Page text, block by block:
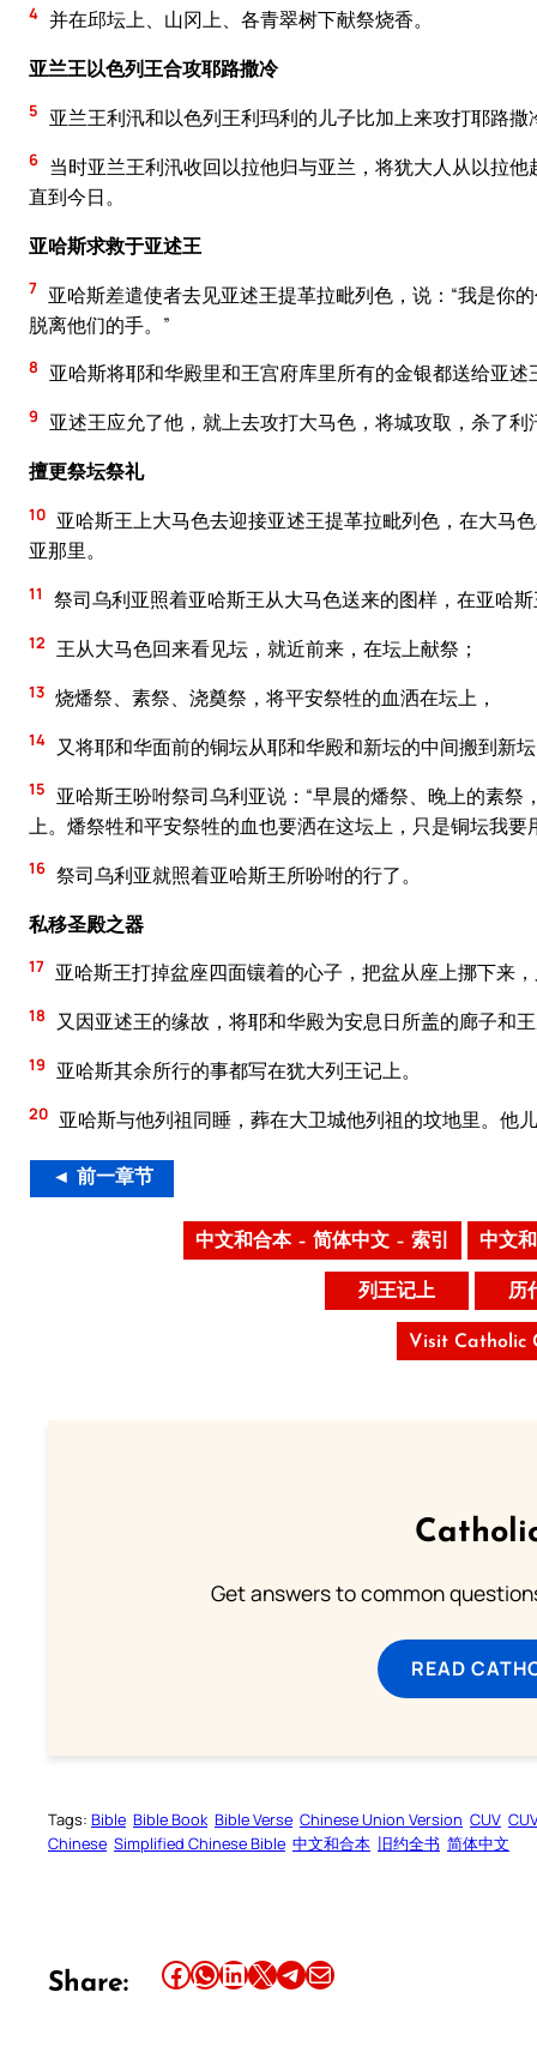
4 并在邱坛上、山冈上、各青翠树下献祭烧香。
亚兰王以色列王合攻耶路撒冷
5 亚兰王利汛和以色列王利玛利的儿子比加上来攻打耶路
6 当时亚兰王利汛收回以拉他归与亚兰，将犹大人从以拉
直到今日。
亚哈斯求救于亚述王
7 亚哈斯差遣使者去见亚述王提革拉毗列色，说：“我是你
脱离他们的手。”
8 亚哈斯将耶和华殿里和王宫府库里所有的金银都送给亚述
9
亚述王应允了他，就上去攻打大马色，将城攻取，杀了
擅更祭坛祭礼
10 亚哈斯王上大马色去迎接亚述王提革拉毗列色，在大马
亚那里。
11 祭司乌利亚照着亚哈斯王从大马色送来的图样，在亚哈
12 王从大马色回来看见坛，就近前来，在坛上献祭；
13 烧燔祭、素祭、浇奠祭，将平安祭牲的血洒在坛上，
14 又将耶和华面前的铜坛从耶和华殿和新坛的中间搬到新
15
亚哈斯王吩咐祭司乌利亚说：“早晨的燔祭、晚上的素
上。燔祭牲和平安祭牲的血也要洒在这坛上，只是铜坛我要
16 祭司乌利亚就照着亚哈斯王所吩咐的行了。
私移圣殿之器
17 亚哈斯王打掉盆座四面镶着的心子，把盆从座上挪下来
18 又因亚述王的缘故，将耶和华殿为安息日所盖的廊子和
19 亚哈斯其余所行的事都写在犹大列王记上。
20 亚哈斯与他列祖同睡，葬在大卫城他列祖的坟地里。他
◄ 前一章节
中文和合本 – 简体中文 – 索引 中文
列王记上 历
Visit Catholic
Get answers to common
READ
Tags: Bible Bible Book Bible Verse Chinese Union Version CUV
Chinese Simplified Chinese Bible 中文和合本 旧约全书 简体中文
Share: Share this article on Facebook Share this article on WhatsApp Share this article on LinkedIn Share this article on X Share this article on TelegramEmail this Article